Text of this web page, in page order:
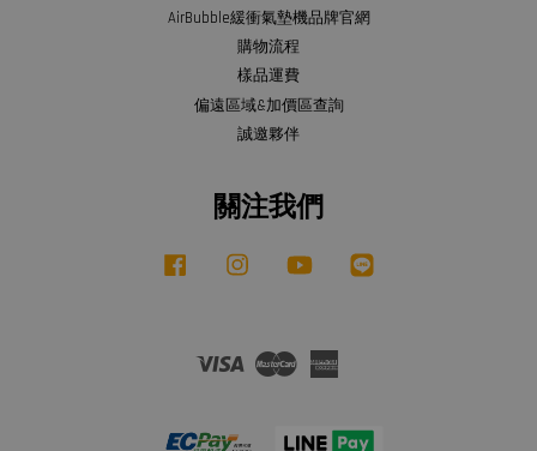
AirBubble緩衝氣墊機品牌官網
購物流程
樣品運費
偏遠區域&加價區查詢
誠邀夥伴
關注我們
Facebook Instagram YouTube
Visa Master